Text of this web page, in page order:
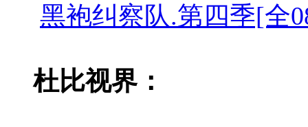
黑袍纠察队.第四季[全
杜比视界：